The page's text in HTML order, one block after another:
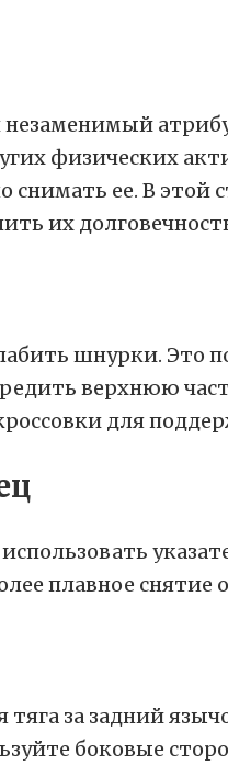
незаменимый
физических
ее. В
их
шнурки.
верхнюю
плавное снятие
тяга за задний
боковые